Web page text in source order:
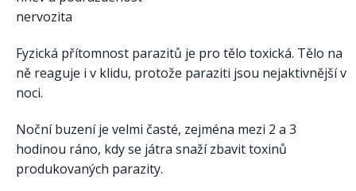
nervozita
Fyzická přítomnost parazitů je pro tělo toxická. Tělo na
ně reaguje i v klidu, protože paraziti jsou nejaktivnější v
noci.
Noční buzení je velmi časté, zejména mezi 2 a 3
hodinou ráno, kdy se játra snaží zbavit toxinů
produkovaných parazity.